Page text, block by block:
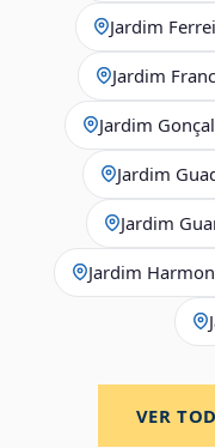
Jardim
Jardim
Jardim
Jardim
Jardim
Jardim
VER